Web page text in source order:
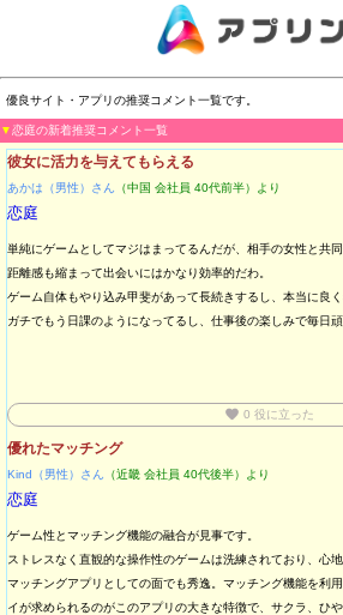
優良サイト・アプリの推奨コメント一覧です。
▼恋庭の新着推奨コメント一覧
彼女に活力を与えてもらえる
あかは（男性）さん （中国 会社員 40代前半）より
恋庭
単純にゲームとしてマジはまってるんだが、相手の女性と共
距離感も縮まって出会いにはかなり効率的だわ。
ゲーム自体もやり込み甲斐があって長続きするし、本当に良
ガチでもう日課のようになってるし、仕事後の楽しみで毎日
favorite 0 役に立った
優れたマッチング
Kind（男性）さん （近畿 会社員 40代後半）より
恋庭
ゲーム性とマッチング機能の融合が見事です。
ストレスなく直観的な操作性のゲームは洗練されており、心
マッチングアプリとしての面でも秀逸。マッチング機能を利
イが求められるのがこのアプリの大きな特徴で、サクラ、ひ